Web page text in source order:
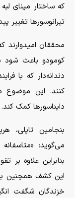
که ساختار مینای
تیرانوسور‌ها تغییر
محققان امیدوارند
کومودو باعث شود
دندانه‌دار که با
کنند. این موضوع
دایناسور‌ها کمک کند.
بنجامین تاپلی،
می‌گوید:
بنابراین علاوه بر
این کشف همچنین
خزندگان شگفت